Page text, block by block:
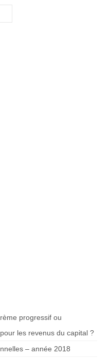
progressif ou
les revenus du capital ?
– année 2018